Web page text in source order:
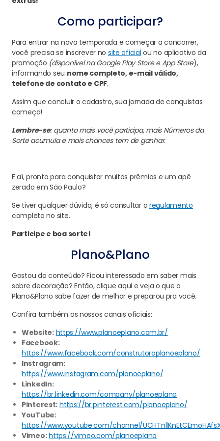
Como participar?
Para entrar na nova temporada e começar a concorrer,
você precisa se inscrever no site oficial ou no aplicativo da
promoção (disponível na Google Play Store e App Store),
informando seu nome completo, e-mail válido,
telefone de contato e CPF.
Assim que concluir o cadastro, sua jornada de conquistas
começa!
Lembre-se: quanto mais você participa, mais Números da
Sorte acumula e mais chances tem de ganhar.
E aí, pronto para conquistar muitos prêmios e um apê
zerado em São Paulo?
Se tiver qualquer dúvida, é só consultar o regulamento
completo no site.
Participe e boa sorte!
Plano&Plano
Gostou do conteúdo? Ficou interessado em saber mais
sobre decoração? Então, clique aqui e veja o que a
Plano&Plano sabe fazer de melhor e preparou pra você.
Confira também os nossos canais oficiais:
Website: https://www.planoeplano.com.br/
Facebook:
https://www.facebook.com/construtoraplanoeplano/
Instragram:
https://www.instagram.com/planoeplano/
LinkedIn:
https://br.linkedin.com/company/planoeplano
Pinterest: https://br.pinterest.com/planoeplano/
YouTube:
https://www.youtube.com/channel/
Vimeo:https://vimeo.com/planoeplano